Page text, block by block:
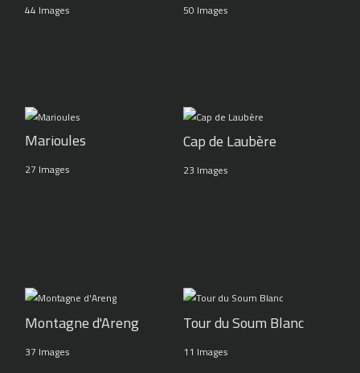
44 Images 50 Images
Marioules
27 Images
Cap de Laubère
23 Images
Montagne d'Areng
37 Images
Tour du Soum Blanc
11 Images